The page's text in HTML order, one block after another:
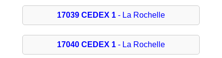
17039 CEDEX 1- La Rochelle
17040 CEDEX 1- La Rochelle